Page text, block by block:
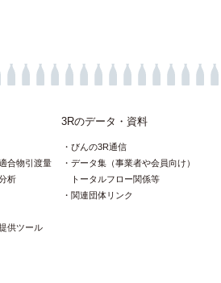
合物引渡量
析
供ツール
3Rのデータ・資料
びんの3R通信
データ集（事業者や会員向け）
トータルフロー関係等
関連団体リンク